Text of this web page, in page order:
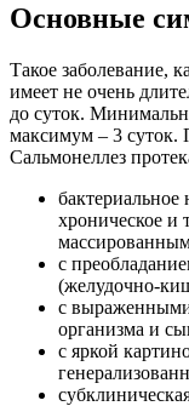
Основные
Такое заболевание,
имеет не очень
до суток.
максимум – 3 суток.
Сальмонеллез
бактериальное
хроническое и
с
(желудочно-
с
организма и
с яркой